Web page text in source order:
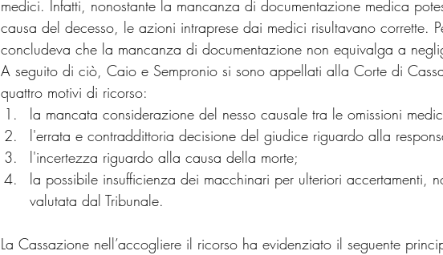
medici. Infatti, nonostante la mancanza di documentazione medica
causa del decesso, le azioni intraprese dai medici risultavano corrette.
concludeva che la mancanza di documentazione non equivalga a
A seguito di ciò, Caio e Sempronio si sono appellati alla Corte di
quattro motivi di ricorso:
la mancata considerazione del nesso causale tra le omissioni
l'errata e contraddittoria decisione del giudice riguardo alla
l'incertezza riguardo alla causa della morte;
la possibile insufficienza dei macchinari per ulteriori accertamenti,
valutata dal Tribunale.
La Cassazione nell’accogliere il ricorso ha evidenziato il seguente